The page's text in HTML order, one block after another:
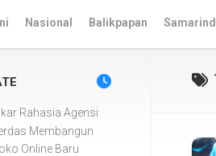
Nasional Balikpapan
Rahasia Agensi
Membangun
Online Baru